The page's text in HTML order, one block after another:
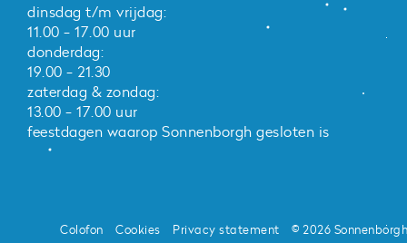
dinsdag t/m vrijdag:
11.00 - 17.00 uur
donderdag:
19.00 - 21.30
zaterdag & zondag:
13.00 - 17.00 uur
feestdagen waarop Sonnenborgh gesloten is
Colofon Cookies Privacy statement © 2026 Sonnenborgh